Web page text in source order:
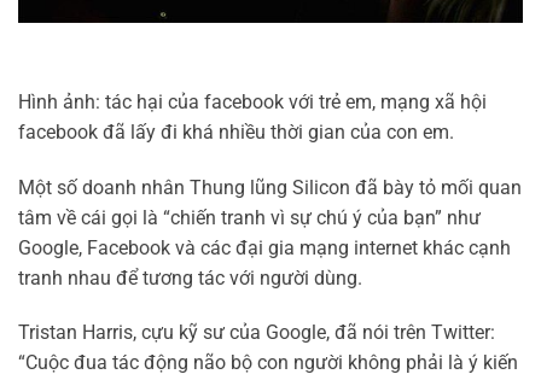
Hình ảnh: tác hại của facebook với trẻ em, mạng xã hội
facebook đã lấy đi khá nhiều thời gian của con em.
Một số doanh nhân Thung lũng Silicon đã bày tỏ mối quan
tâm về cái gọi là “chiến tranh vì sự chú ý của bạn” như
Google, Facebook và các đại gia mạng internet khác cạnh
tranh nhau để tương tác với người dùng.
Tristan Harris, cựu kỹ sư của Google, đã nói trên Twitter:
“Cuộc đua tác động não bộ con người không phải là ý kiến ​​